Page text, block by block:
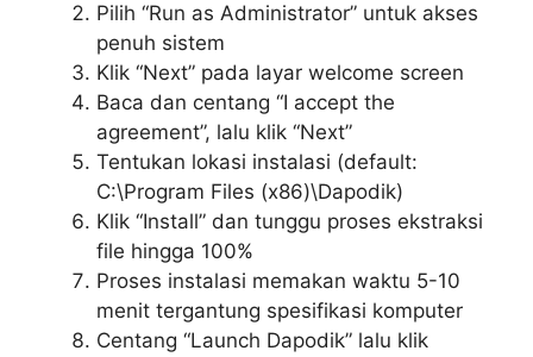
Pilih “Run as Administrator” untuk akses
penuh sistem
Klik “Next” pada layar welcome screen
Baca dan centang “I accept the
agreement”, lalu klik “Next”
Tentukan lokasi instalasi (default:
C:\Program Files (x86)\Dapodik)
Klik “Install” dan tunggu proses ekstraksi
file hingga 100%
Proses instalasi memakan waktu 5-10
menit tergantung spesifikasi komputer
Centang “Launch Dapodik” lalu klik